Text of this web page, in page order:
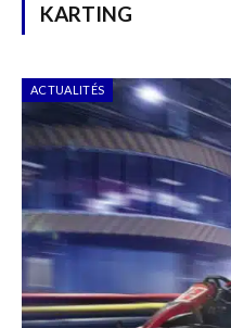
KARTING
ACTUALITÉS